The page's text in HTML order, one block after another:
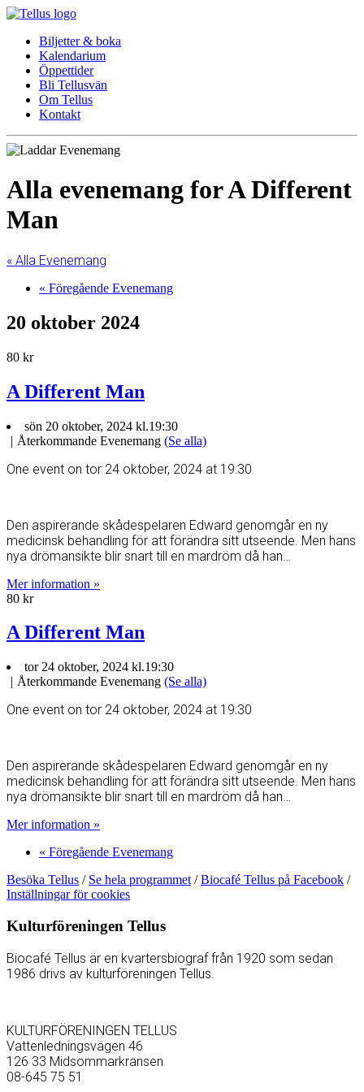
Biljetter & boka
Kalendarium
Öppettider
Bli Tellusvän
Om Tellus
Kontakt
Alla evenemang for A Different
Man
« Alla Evenemang
« Föregående Evenemang
20 oktober 2024
80 kr
A Different Man
sön 20 oktober, 2024 kl.19:30
| Återkommande Evenemang (Se alla)
One event on tor 24 oktober, 2024 at 19:30
Den aspirerande skådespelaren Edward genomgår en ny
medicinsk behandling för att förändra sitt utseende. Men hans
nya drömansikte blir snart till en mardröm då han…
Mer information »
80 kr
A Different Man
tor 24 oktober, 2024 kl.19:30
| Återkommande Evenemang (Se alla)
One event on tor 24 oktober, 2024 at 19:30
Den aspirerande skådespelaren Edward genomgår en ny
medicinsk behandling för att förändra sitt utseende. Men hans
nya drömansikte blir snart till en mardröm då han…
Mer information »
« Föregående Evenemang
Besöka Tellus / Se hela programmet /Biocafé Tellus på Facebook /
Inställningar för cookies
Kulturföreningen Tellus
Biocafé Tellus är en kvartersbiograf från 1920 som sedan
1986 drivs av kulturföreningen Tellus.
KULTURFÖRENINGEN TELLUS
Vattenledningsvägen 46
126 33 Midsommarkransen
08-645 75 51